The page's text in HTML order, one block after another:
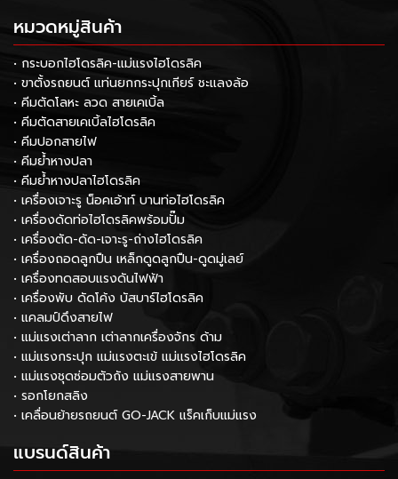
หมวดหมู่สินค้า
• กระบอกไฮโดรลิค-แม่แรงไฮโดรลิค
• ขาตั้งรถยนต์ แท่นยกกระปุกเกียร์ ชะแลงล้อ
• คีมตัดโลหะ ลวด สายเคเบิ้ล
• คีมตัดสายเคเบิ้ลไฮโดรลิค
• คีมปอกสายไฟ
• คีมย้ำหางปลา
• คีมย้ำหางปลาไฮโดรลิค
• เครื่องเจาะรู น็อคเอ้าท์ บานท่อไฮโดรลิค
• เครื่องดัดท่อไฮโดรลิคพร้อมปั๊ม
• เครื่องตัด-ดัด-เจาะรู-ถ่างไฮโดรลิค
• เครื่องถอดลูกปืน เหล็กดูดลูกปืน-ดูดมู่เลย์
• เครื่องทดสอบแรงดันไฟฟ้า
• เครื่องพับ ดัดโค้ง บัสบาร์ไฮโดรลิค
• แคลมป์ดึงสายไฟ
• แม่แรงเต่าลาก เต่าลากเครื่องจักร ด้าม
• แม่แรงกระปุก แม่แรงตะเข้ แม่แรงไฮโดรลิค
• แม่แรงชุดซ่อมตัวถัง แม่แรงสายพาน
• รอกโยกสลิง
• เคลื่อนย้ายรถยนต์ GO-JACK แร็คเก็บแม่แรง
แบรนด์สินค้า